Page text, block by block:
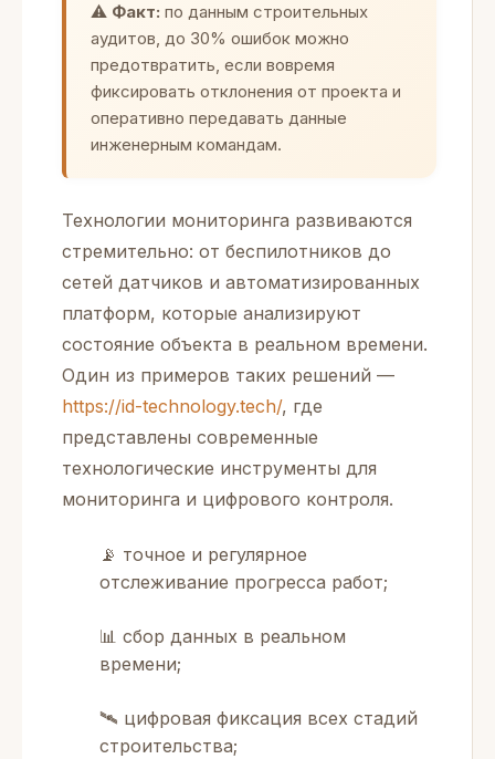
⚠️ Факт: по данным строительных
аудитов, до 30% ошибок можно
предотвратить, если вовремя
фиксировать отклонения от проекта и
оперативно передавать данные
инженерным командам.
Технологии мониторинга развиваются
стремительно: от беспилотников до
сетей датчиков и автоматизированных
платформ, которые анализируют
состояние объекта в реальном времени.
Один из примеров таких решений —
https://id-technology.tech/, где
представлены современные
технологические инструменты для
мониторинга и цифрового контроля.
📡 точное и регулярное
отслеживание прогресса работ;
📊 сбор данных в реальном
времени;
🛰 цифровая фиксация всех стадий
строительства;